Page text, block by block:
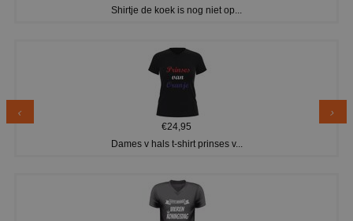
Shirtje de koek is nog niet op...
€24,95
Dames v hals t-shirt prinses v...